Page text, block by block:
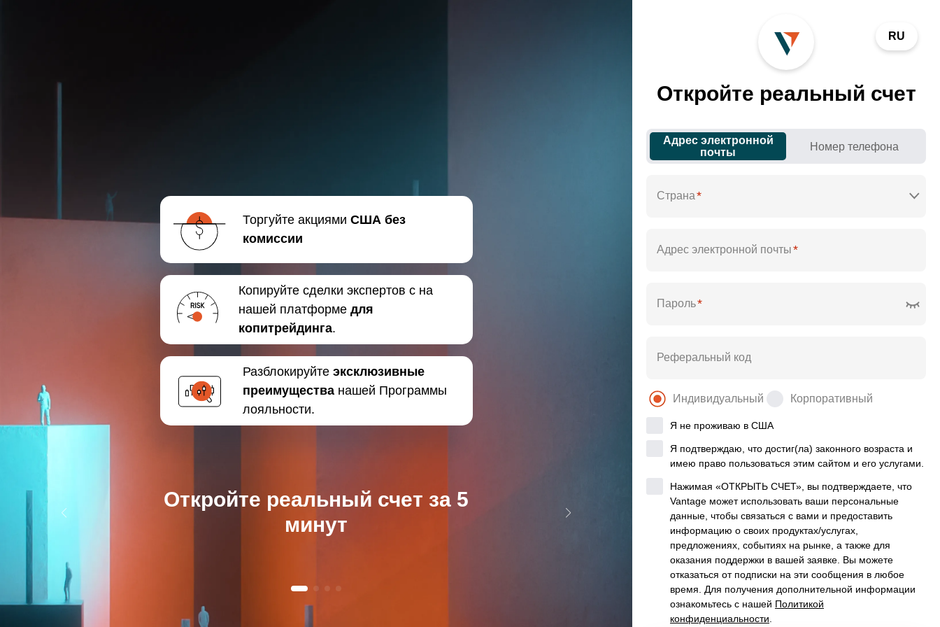
Торгуйте акциями США без
комиссии
Копируйте сделки экспертов с на
нашей платформе для
копитрейдинга.
Разблокируйте эксклюзивные
преимуществанашей Программы
лояльности.
Откройте реальный счет за 5
минут
Всемирно
Откройте реальный счет
Адрес электронной
почты
Номер телефона
Страна*
Адрес электронной почты*
Пароль*
Реферальный код
Индивидуальный Корпоративный
Я не проживаю в США
Я подтверждаю, что достиг(ла) законного возраста и
имею право пользоваться этим сайтом и его услугами.
Нажимая «ОТКРЫТЬ СЧЕТ», вы подтверждаете, что
Vantage может использовать ваши персональные
данные, чтобы связаться с вами и предоставить
информацию о своих продуктах/услугах,
предложениях, событиях на рынке, а также для
оказания поддержки в вашей заявке. Вы можете
отказаться от подписки на эти сообщения в любое
время. Для получения дополнительной информации
ознакомьтесь с нашей Политикой
конфиденциальности
RU